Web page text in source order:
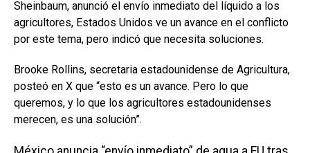
Sheinbaum, anunció el envío inmediato del líquido a los
agricultores, Estados Unidos ve un avance en el conflicto
por este tema, pero indicó que necesita soluciones.
Brooke Rollins, secretaria estadounidense de Agricultura,
posteó en X que “esto es un avance. Pero lo que
queremos, y lo que los agricultores estadounidenses
merecen, es una solución”.